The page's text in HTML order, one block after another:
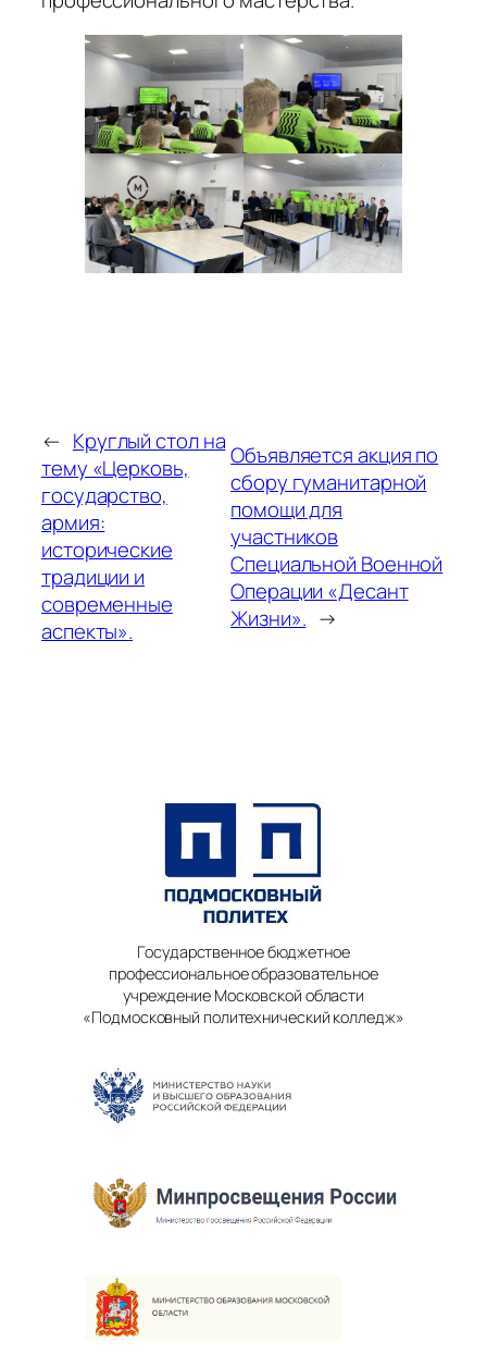
← Круглый стол на
тему «Церковь,
государство,
армия:
исторические
традиции и
современные
аспекты».
Объявляется акция по
сбору гуманитарной
помощи для
участников
Специальной Военной
Операции «Десант
Жизни». →
Государственное бюджетное
профессиональное образовательное
учреждение Московской области
«Подмосковный политехнический колледж»